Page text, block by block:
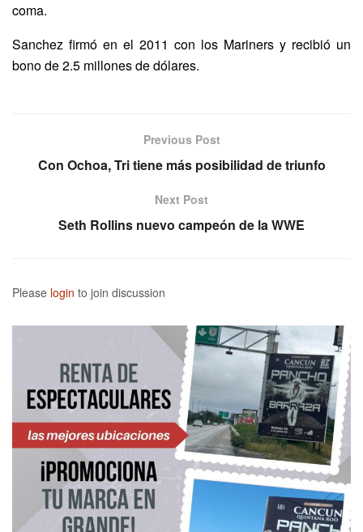
coma.
Sanchez firmó en el 2011 con los Mariners y recibió un
bono de 2.5 millones de dólares.
Previous Post
Con Ochoa, Tri tiene más posibilidad de triunfo
Next Post
Seth Rollins nuevo campeón de la WWE
Please login to join discussion